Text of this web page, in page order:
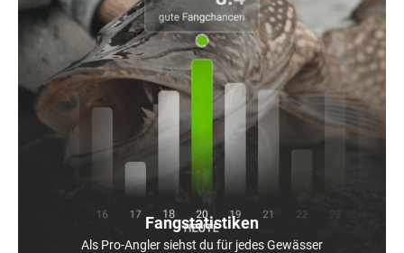
Fangstatistiken
Als Pro-Angler siehst du für jedes Gewässer